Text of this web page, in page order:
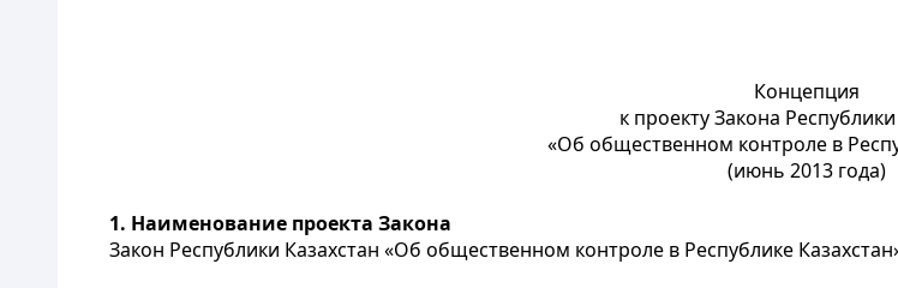
Концепция
к проекту Закона
«Об общественном контроле в
(июнь 2013 года)
1. Наименование проекта Закона
Закон Республики Казахстан «Об общественном контроле в Республике